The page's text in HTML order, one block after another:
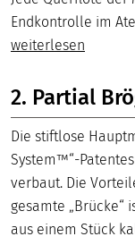
Endkontrolle im
weiterlesen
2. Partial
Die stiftlose
System™“-
verbaut. Die
gesamte „Brücke“
aus einem Stück